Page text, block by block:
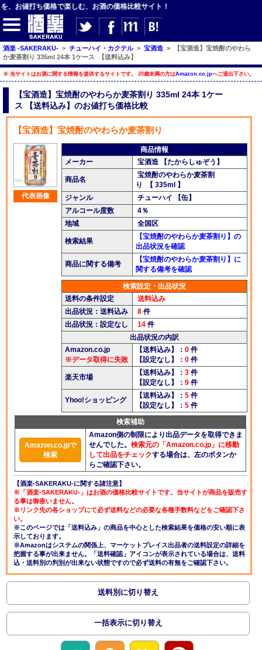
格で楽しむ、お酒の価格比較サイト！
【サイト内検索】
検索
【ジャンルメニュー】
ビール
発泡酒・新ジャンル
チューハイ・カクテル
ハイボール・水割り
酒楽ブログ
酒楽 -SAKERAKU- > チューハイ・カクテル > 宝酒造 >
【宝酒造】宝焼酎のやわら
か麦茶割り 335ml 24本 1ケース 【送料込み】
※ 当サイトはお酒に関する情報を提供するサイトです。 20歳未満の方はAmazon.co.jpへご退出下さい。
【宝酒造】宝焼酎のやわらか麦茶割り 335ml 24本 1ケー
ス 【送料込み】のお値打ち価格比較
【宝酒造】宝焼酎のやわらか麦茶割り
代表画像
商品情報
メーカー
宝酒造 【たからしゅぞう】
商品名
宝焼酎のやわらか麦茶割
り 【 335ml 】
ジャンル
チューハイ 【缶】
アルコール度数
4％
地域
全国区
検索結果
【宝焼酎のやわらか麦茶割り】の
出品状況を確認
商品に関する備考
【宝焼酎のやわらか麦茶割り】に
関する備考を確認
検索設定・出品状況
送料の条件設定
送料込み
出品状況：送料込み
8 件
出品状況：設定なし
14 件
出品状況の内訳
Amazon.co.jp
※データ取得に失敗
【送料込み】： 0 件
【設定なし】： 0 件
楽天市場
【送料込み】： 3 件
【設定なし】： 9 件
Yhoo!ショッピング
【送料込み】： 5 件
【設定なし】： 5 件
検索補助
Amazon.co.jpで
検索
Amazon側の制限により出品データを取得できま
せんでした。 検索元の「Amazon.co.jp」に移動
して出品をチェックする場合は、左のボタンか
らご確認下さい。
【酒楽-SAKERAKU-に関する諸注意】
※「酒楽-SAKERAKU-」はお酒の価格比較サイトです。当サイトが商品を販売す
る事は御座いません。
※リンク先の各ショップにて必ず送料などの必要な各種手数料などをご確認下さ
い。
※このページでは「送料込み」の商品を中心とした検索結果を価格の安い順に表
示しております。
※Amazonはシステムの関係上、マーケットプレイス出品者の送料設定の詳細を
把握する事が出来ません。「送料確認」アイコンが表示されている場合は、送料
込・送料別の判別が出来ない状態ですので必ず送料の有無をご確認下さい。
送料別に切り替え
一括表示に切り替え